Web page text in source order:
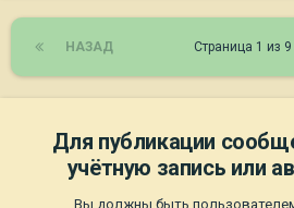
НАЗАД Страница 1 из 9
Для публикации
учётную запись или
Вы должны быть